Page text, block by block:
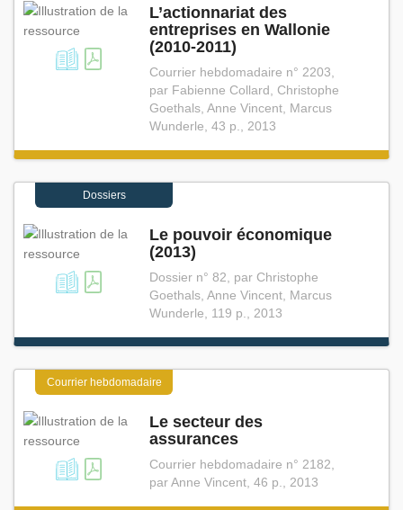
L’actionnariat des
entreprises en Wallonie
(2010⁠-⁠2011)
Courrier hebdomadaire n° 2203,
par Fabienne Collard, Christophe
Goethals, Anne Vincent, Marcus
Wunderle, 43 p., 2013
Dossiers
Le pouvoir économique
(2013)
Dossier n° 82, par Christophe
Goethals, Anne Vincent, Marcus
Wunderle, 119 p., 2013
Courrier hebdomadaire
Le secteur des
assurances
Courrier hebdomadaire n° 2182,
par Anne Vincent, 46 p., 2013